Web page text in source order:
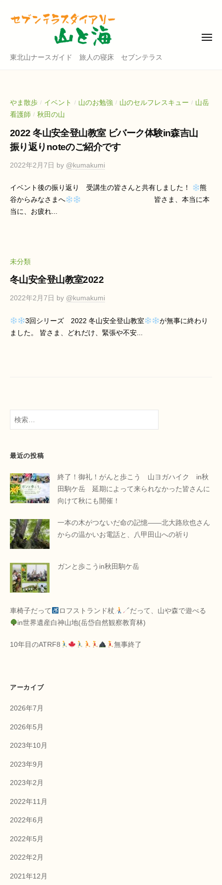
東
ナ
ー
ガ
イ
ド
・
セ
ブ
ス
ダ
イ
リ
ー
東北山ナースガイド 旅人の寝床 セブンテラス
メ
やま散歩 / イベント / 山のお勉強 / 山のセルフレスキュー / 山岳
看護師 / 秋田の山
2022 冬山安全登山教室 ビバーク体験in森吉山
振り返りnoteのご紹介です
2022年2月7日 by @kumakumi
イベント後の振り返り 受講生の皆さんと共有しました！
熊
谷からみなさまへ
皆さま、本当に本
当に、お疲れ...
未分類
冬山安全登山教室2022
2022年2月7日 by @kumakumi
3回シリーズ 2022 冬山安全登山教室
が無事に終わり
ました。 皆さま、どれだけ、緊張や不安...
検
最近の投稿
終了！御礼！がんと歩こう 山ヨガハイク in秋
田駒ケ岳 延期によって来られなかった皆さんに
向けて秋にも開催！
一本の木がつないだ命の記憶――北大路欣也さん
からの温かいお電話と、八甲田山への祈り
ガンと歩こうin秋田駒ケ岳
車椅子だって ロフストランド杖
だって、山や森で遊べる
in世界遺産白神山地(岳岱自然観察教育林)
10年目のATRF8 無事終了
アーカイブ
2026年7月
2026年5月
2023年10月
2023年9月
2023年2月
2022年11月
2022年6月
2022年5月
2022年2月
2021年12月
山
ス
・
セ
ブ
ン
ラ
ダ
イ
ア
と
海